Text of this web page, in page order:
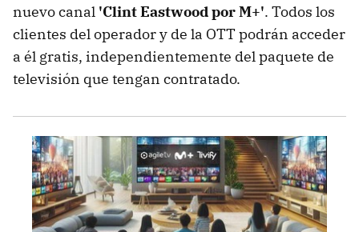
nuevo canal 'Clint Eastwood por M+'. Todos los
clientes del operador y de la OTT podrán acceder
a él gratis, independientemente del paquete de
televisión que tengan contratado.